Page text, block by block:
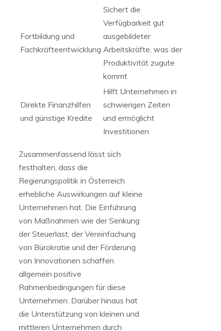
Fortbildung und
Fachkräfteentwicklung
Sichert die⁤
Verfügbarkeit​ gut
ausgebildeter
Arbeitskräfte, was der
Produktivität ⁣zugute
kommt
Direkte Finanzhilfen ​
und günstige Kredite
Hilft Unternehmen in
schwierigen Zeiten
und ermöglicht
Investitionen
Zusammenfassend lässt sich
festhalten, dass​ die
Regierungspolitik in Österreich
erhebliche Auswirkungen auf kleine
Unternehmen⁢ hat. Die Einführung
von Maßnahmen wie der​ Senkung
der Steuerlast, der⁣ Vereinfachung
von Bürokratie und der Förderung⁤
von Innovationen schaffen
⁢allgemein positive
Rahmenbedingungen für diese
Unternehmen. Darüber ⁣hinaus ⁤hat
die Unterstützung von‍ kleinen und
mittleren⁤ Unternehmen durch